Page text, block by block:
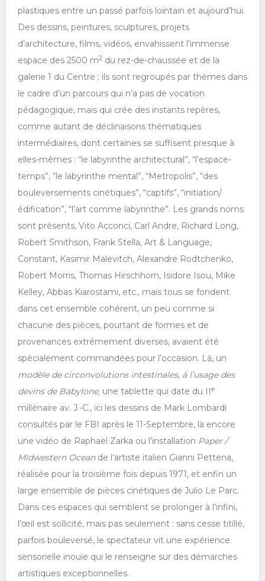
plastiques entre un passé parfois lointain et aujourd’hui.
Des dessins, peintures, sculptures, projets
d’architecture, films, vidéos, envahissent l’immense
espace des 2500 m2 du rez-de-chaussée et de la
galerie 1 du Centre ; ils sont regroupés par thèmes dans
le cadre d’un parcours qui n’a pas de vocation
pédagogique, mais qui crée des instants repères,
comme autant de déclinaisons thématiques
intermédiaires, dont certaines se suffisent presque à
elles-mêmes : “le labyrinthe architectural”, “l’espace-
temps”, “le labyrinthe mental”, “Metropolis”, “des
bouleversements cinétiques”, “captifs”, “initiation/
édification”, “l’art comme labyrinthe”. Les grands noms
sont présents, Vito Acconci, Carl Andre, Richard Long,
Robert Smithson, Frank Stella, Art & Language,
Constant, Kasimir Malevitch, Alexandre Rodtchenko,
Robert Morris, Thomas Hirschhorn, Isidore Isou, Mike
Kelley, Abbas Kiarostami, etc., mais tous se fondent
dans cet ensemble cohérent, un peu comme si
chacune des pièces, pourtant de formes et de
provenances extrêmement diverses, avaient été
spécialement commandées pour l’occasion. Là, un
modèle de circonvolutions intestinales, à l’usage des
devins de Babylone, une tablette qui date du IIe
millénaire av. J.-C., ici les dessins de Mark Lombardi
consultés par le FBI après le 11-Septembre, là encore
une vidéo de Raphaël Zarka ou l’installation Paper /
Midwestern Ocean de l’artiste italien Gianni Pettena,
réalisée pour la troisième fois depuis 1971, et enfin un
large ensemble de pièces cinétiques de Julio Le Parc.
Dans ces espaces qui semblent se prolonger à l’infini,
l’œil est sollicité, mais pas seulement : sans cesse titillé,
parfois bouleversé, le spectateur vit une expérience
sensorielle inouïe qui le renseigne sur des démarches
artistiques exceptionnelles.